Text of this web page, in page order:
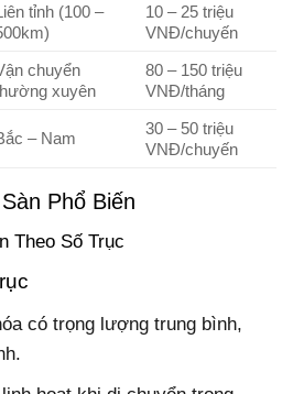
tỉnh (100 –
10 – 25 triệu
VNĐ/chuyến
chuyển
xuyên
80 – 150 triệu
VNĐ/tháng
– Nam
30 – 50 triệu
VNĐ/chuyến
Phổ Biến
Theo Số Trục
có trọng lượng trung bình,